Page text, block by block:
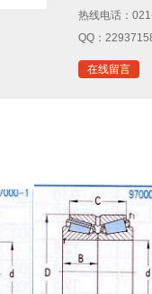
热线电话：
QQ：
在线留言